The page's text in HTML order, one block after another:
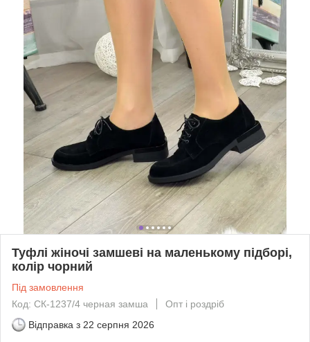
Туфлі жіночі замшеві на маленькому підборі,
колір чорний
Під замовлення
Код: СК-1237/4 черная замша
Опт і роздріб
Відправка з 22 серпня 2026